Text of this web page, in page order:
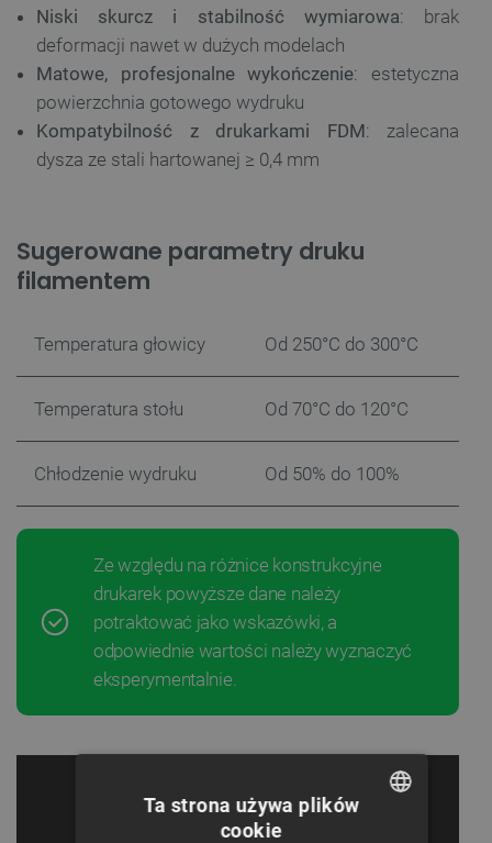
Niski skurcz i stabilność wymiarowa: brak
deformacji nawet w dużych modelach
Matowe, profesjonalne wykończenie: estetyczna
powierzchnia gotowego wydruku
Kompatybilność z drukarkami FDM: zalecana
dysza ze stali hartowanej ≥ 0,4 mm
Sugerowane parametry druku
filamentem
Temperatura głowicy Od 250°C do 300°C
Temperatura stołu Od 70°C do 120°C
Chłodzenie wydruku Od 50% do 100%
Ze względu na różnice konstrukcyjne
drukarek powyższe dane należy
potraktować jako wskazówki, a
odpowiednie wartości należy wyznaczyć
eksperymentalnie.
Ta strona używa plików
cookie